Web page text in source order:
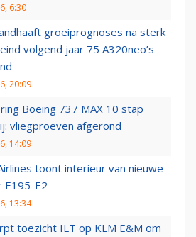
6:30
groeiprognoses na sterk
volgend jaar 75 A320neo’s
20:09
Boeing 737 MAX 10 stap
vliegproeven afgerond
14:09
toont interieur van nieuwe
E195-E2
13:34
toezicht ILT op KLM E&M om